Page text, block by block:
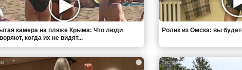
камера на пляже Крыма: Что люди
когда их не видят...
Ролик из Омска: вы
i